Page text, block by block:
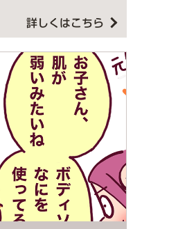
詳しくはこちら